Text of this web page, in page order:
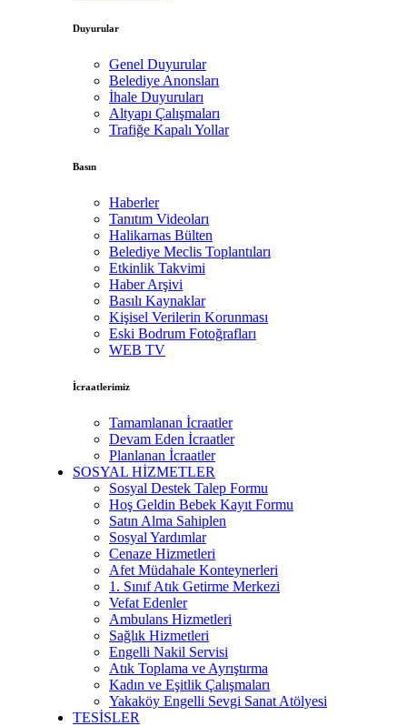
Duyurular
Genel Duyurular
Belediye Anonsları
İhale Duyuruları
Altyapı Çalışmaları
Trafiğe Kapalı Yollar
Basın
Haberler
Tanıtım Videoları
Halikarnas Bülten
Belediye Meclis Toplantıları
Etkinlik Takvimi
Haber Arşivi
Basılı Kaynaklar
Kişisel Verilerin Korunması
Eski Bodrum Fotoğrafları
WEB TV
İcraatlerimiz
Tamamlanan İcraatler
Devam Eden İcraatler
Planlanan İcraatler
SOSYAL HİZMETLER
Sosyal Destek Talep Formu
Hoş Geldin Bebek Kayıt Formu
Satın Alma Sahiplen
Sosyal Yardımlar
Cenaze Hizmetleri
Afet Müdahale Konteynerleri
1. Sınıf Atık Getirme Merkezi
Vefat Edenler
Ambulans Hizmetleri
Sağlık Hizmetleri
Engelli Nakil Servisi
Atık Toplama ve Ayrıştırma
Kadın ve Eşitlik Çalışmaları
Yakaköy Engelli Sevgi Sanat Atölyesi
TESİSLER